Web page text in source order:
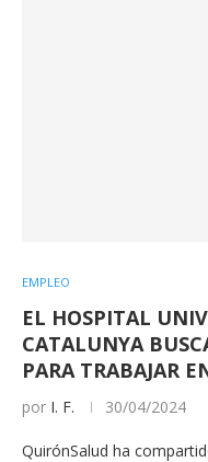
EMPLEO
EL HOSPITAL
CATALUNYA
PARA TRABAJAR
por I. F. 30/04/2024
QuirónSalud ha